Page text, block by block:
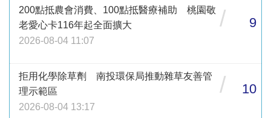
200點抵農會消費、100點抵醫療補助 桃園敬
老愛心卡116年起全面擴大
2026-08-04 11:07
/ 9
拒用化學除草劑 南投環保局推動雜草友善管
理示範區
2026-08-04 13:17
/ 10